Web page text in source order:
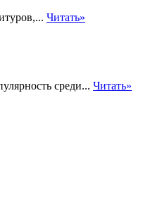
Читать»
среди... Читать»